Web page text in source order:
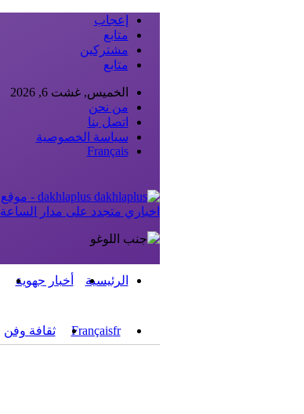
إعجاب
متابع
مشتركين
متابع
الخميس, غشت 6, 2026
من نحن
اتصل بنا
سياسة الخصوصية
Français
dakhlaplus - موقع
اخباري متجدد على مدار الساعة
الرئيسية أخبار جهوية
Françaisfr ثقافة وفن